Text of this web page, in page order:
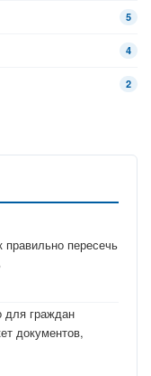
5
4
2
правильно пересечь
для граждан
документов,